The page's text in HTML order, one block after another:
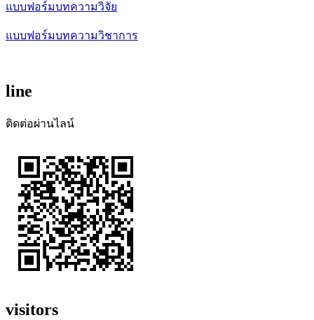
แบบฟอร์มบทความวิจัย
แบบฟอร์มบทความวิชาการ
line
ติดต่อผ่านไลน์
visitors